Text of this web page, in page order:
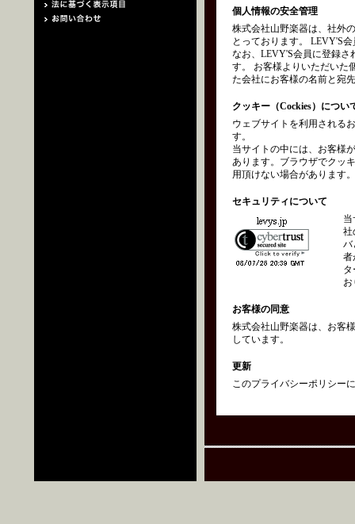
個人情報の安全管理
株式会社山野楽器は、社外
とっております。 LEVY'S
なお、LEVY'S会員に登録さ
す。 お客様よりいただいた
た会社にお客様の名前と宛
クッキー（Cockies）につい
ウェブサイトを利用される
す。
当サイトの中には、お客様
あります。ブラウザでクッ
用頂けない場合があります。
セキュリティについて
社
バ
者
お客様の同意
株式会社山野楽器は、お客
しています。
更新
このプライバシーポリシー